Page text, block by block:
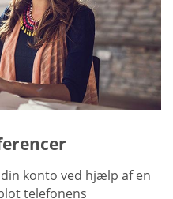
konto ved hjælp af en
telefonens